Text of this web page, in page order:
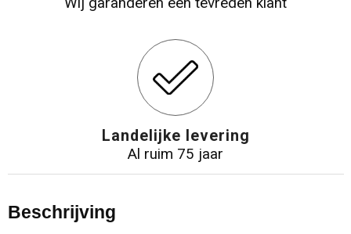
Wij garanderen een tevreden klant
Landelijke levering
Al ruim 75 jaar
Beschrijving